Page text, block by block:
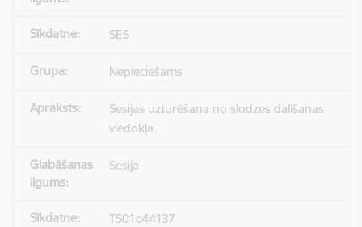
SES
Nepieciešams
Sesijas uzturēšana no slodzes dalīšanas
viedokļa.
Sesija
TS01c44137